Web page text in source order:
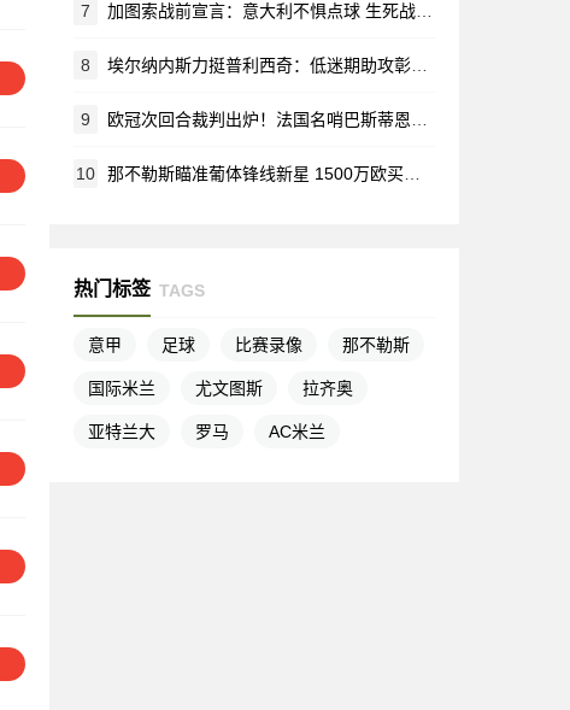
7 加图索战前宣言：意大利不惧点球 生死战就要拼个痛快！
8 埃尔纳内斯力挺普利西奇：低迷期助攻彰显价值 首发位置该留给他
9 欧冠次回合裁判出炉！法国名哨巴斯蒂恩执哨拜仁战亚特兰大
10 那不勒斯瞄准葡体锋线新星 1500万欧买断条款或将激活
热门标签 TAGS
意甲 足球 比赛录像 那不勒斯
国际米兰 尤文图斯 拉齐奥
亚特兰大 罗马 AC米兰